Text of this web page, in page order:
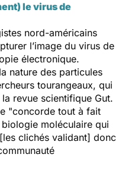
le virus de
nord-américains
l’image du virus de
électronique.
nature des particules
tourangeaux, qui
revue scientifique Gut.
"concorde tout à fait
moléculaire qui
[les clichés validant] donc